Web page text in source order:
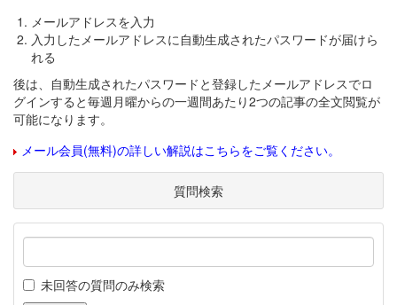
メールアドレスを入力
入力したメールアドレスに自動生成されたパスワードが届けら
れる
後は、自動生成されたパスワードと登録したメールアドレスでロ
グインすると毎週月曜からの一週間あたり2つの記事の全文閲覧が
可能になります。
メール会員(無料)の詳しい解説はこちらをご覧ください。
質問検索
未回答の質問のみ検索